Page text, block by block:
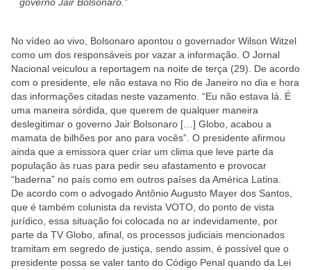
No vídeo ao vivo, Bolsonaro apontou o governador Wilson Witzel
como um dos responsáveis por vazar a informação. O Jornal
Nacional veiculou a reportagem na noite de terça (29). De acordo
com o presidente, ele não estava no Rio de Janeiro no dia e hora
das informações citadas neste vazamento. “Eu não estava lá. É
uma maneira sórdida, que querem de qualquer maneira
deslegitimar o governo Jair Bolsonaro […] Globo, acabou a
mamata de bilhões por ano para vocês”. O presidente afirmou
ainda que a emissora quer criar um clima que leve parte da
população às ruas para pedir seu afastamento e provocar
“baderna” no país como em outros países da América Latina.
De acordo com o advogado Antônio Augusto Mayer dos Santos,
que é também colunista da revista VOTO, do ponto de vista
jurídico, essa situação foi colocada no ar indevidamente, por
parte da TV Globo, afinal, os processos judiciais mencionados
tramitam em segredo de justiça, sendo assim, é possível que o
presidente possa se valer tanto do Código Penal quando da Lei